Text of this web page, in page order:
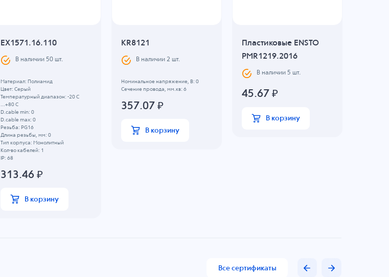
EX1571.16.110
В наличии 50 шт.
Материал: Полиамид
Цвет: Серый
Температурный диапазон: -20 C
...+80 C
D.cable min: 0
D.cable max: 0
Резьба: PG16
Длина резьбы, мм: 0
Тип корпуса: Монолитный
Кол-во кабелей: 1
IP: 68
313.46 ₽
В корзину
KR8121
В наличии2 шт.
Номинальное напряжение, B: 0
Сечение провода, мм.кв: 6
357.07 ₽
В корзину
Пластиковые ENSTO
PMR1219.2016
В наличии 5 шт.
45.67 ₽
В корзину
Все сертификаты